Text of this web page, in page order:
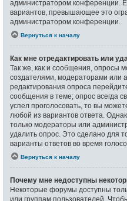
администратором конференции.
вариантов, превышающее это
администратором конференции.
Вернуться к началу
Как мне отредактировать или
Так же, как и сообщения, опросы
создателями, модераторами или
редактирования опроса
сообщения в теме; опрос всегда
успел проголосовать, то вы
любой из вариантов ответа.
только модераторы или
удалить опрос. Это сделано для
варианты ответов во время
Вернуться к началу
Почему мне недоступны
Некоторые форумы доступны
или группам пользователей.